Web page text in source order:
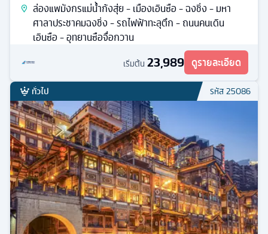
ล่องแพมังกรแม่น้ำก้งสุ่ย - เมืองเอินซือ - ฉงชิ่ง - มหา
ศาลาประชาคมฉงชิ่ง - รถไฟฟ้าทะลุตึก - ถนนคนเดิน
เอินซือ - อุทยานซือจื่อกวาน
เริ่มต้น 23,989 ดูรายละเอียด
ทั่วไป รหัส25086